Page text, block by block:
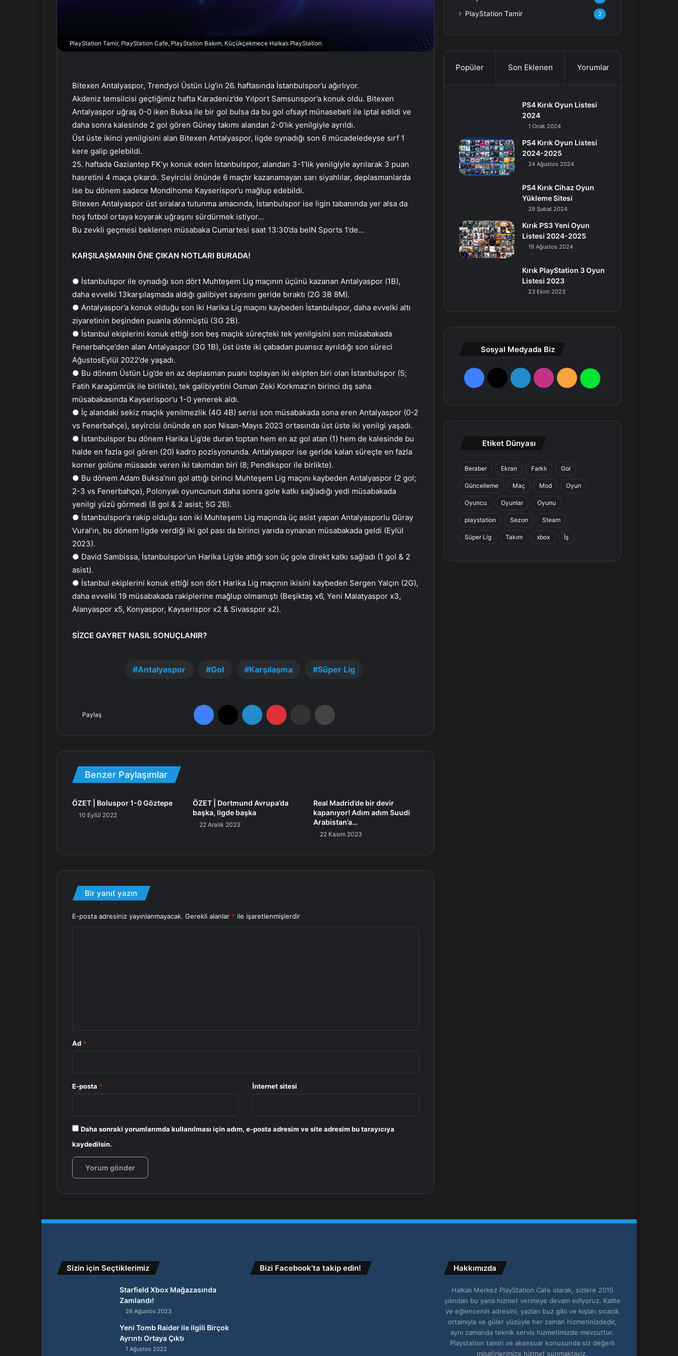
k
PlayStation Tamir, PlayStation Cafe, PlayStation Bakım, Küçükçekmece Halkalı PlayStation
Bitexen Antalyaspor, Trendyol Üstün Lig’in 26. haftasında İstanbulspor’u ağırlıyor.
Akdeniz temsilcisi geçtiğimiz hafta Karadeniz’de Yılport Samsunspor’a konuk oldu. Bitexen
Antalyaspor uğraş 0-0 iken Buksa ile bir gol bulsa da bu gol ofsayt münasebeti ile iptal edildi ve
daha sonra kalesinde 2 gol gören Güney takımı alandan 2-0’lık yenilgiyle ayrıldı.
Üst üste ikinci yenilgisini alan Bitexen Antalyaspor, ligde oynadığı son 6 mücadeledeyse sırf 1
kere galip gelebildi.
25. haftada Gaziantep FK’yı konuk eden İstanbulspor, alandan 3-1’lik yenilgiyle ayrılarak 3 puan
hasretini 4 maça çıkardı. Seyircisi önünde 6 maçtır kazanamayan sarı siyahlılar, deplasmanlarda
ise bu dönem sadece Mondihome Kayserispor’u mağlup edebildi.
Bitexen Antalyaspor üst sıralara tutunma amacında, İstanbulspor ise ligin tabanında yer alsa da
hoş futbol ortaya koyarak uğraşını sürdürmek istiyor…
Bu zevkli geçmesi beklenen müsabaka Cumartesi saat 13:30’da beIN Sports 1’de…
KARŞILAŞMANIN ÖNE ÇIKAN NOTLARI BURADA!
● İstanbulspor ile oynadığı son dört Muhteşem Lig maçının üçünü kazanan Antalyaspor (1B),
daha evvelki 13karşılaşmada aldığı galibiyet sayısını geride bıraktı (2G 3B 8M).
● Antalyaspor’a konuk olduğu son iki Harika Lig maçını kaybeden İstanbulspor, daha evvelki altı
ziyaretinin beşinden puanla dönmüştü (3G 2B).
● İstanbul ekiplerini konuk ettiği son beş maçlık süreçteki tek yenilgisini son müsabakada
Fenerbahçe’den alan Antalyaspor (3G 1B), üst üste iki çabadan puansız ayrıldığı son süreci
AğustosEylül 2022’de yaşadı.
● Bu dönem Üstün Lig’de en az deplasman puanı toplayan iki ekipten biri olan İstanbulspor (5;
Fatih Karagümrük ile birlikte), tek galibiyetini Osman Zeki Korkmaz’ın birinci dış saha
müsabakasında Kayserispor’u 1-0 yenerek aldı.
● İç alandaki sekiz maçlık yenilmezlik (4G 4B) serisi son müsabakada sona eren Antalyaspor (0-2
vs Fenerbahçe), seyircisi önünde en son Nisan-Mayıs 2023 ortasında üst üste iki yenilgi yaşadı.
● İstanbulspor bu dönem Harika Lig’de duran toptan hem en az gol atan (1) hem de kalesinde bu
halde en fazla gol gören (20) kadro pozisyonunda. Antalyaspor ise geride kalan süreçte en fazla
korner golüne müsaade veren iki takımdan biri (8; Pendikspor ile birlikte).
● Bu dönem Adam Buksa’nın gol attığı birinci Muhteşem Lig maçını kaybeden Antalyaspor (2 gol;
2-3 vs Fenerbahçe), Polonyalı oyuncunun daha sonra gole katkı sağladığı yedi müsabakada
yenilgi yüzü görmedi (8 gol & 2 asist; 5G 2B).
● İstanbulspor’a rakip olduğu son iki Muhteşem Lig maçında üç asist yapan Antalyasporlu Güray
Vural’ın, bu dönem ligde verdiği iki gol pası da birinci yarıda oynanan müsabakada geldi (Eylül
2023).
● David Sambissa, İstanbulspor’un Harika Lig’de attığı son üç gole direkt katkı sağladı (1 gol & 2
asist).
● İstanbul ekiplerini konuk ettiği son dört Harika Lig maçının ikisini kaybeden Sergen Yalçın (2G),
daha evvelki 19 müsabakada rakiplerine mağlup olmamıştı (Beşiktaş x6, Yeni Malatyaspor x3,
Alanyaspor x5, Konyaspor, Kayserispor x2 & Sivasspor x2).
SİZCE GAYRET NASIL SONUÇLANIR?
Antalyaspor Gol Karşılaşma Süper Lig
Paylaş
Benzer Paylaşımlar
ÖZET | Boluspor 1-0 Göztepe
10 Eylül 2022
ÖZET | Dortmund Avrupa’da
başka, ligde başka
22 Aralık 2023
Real Madrid’de bir devir
kapanıyor! Adım adım Suudi
Arabistan’a…
22 Kasım 2023
Bir yanıt yazın
E-posta adresiniz yayınlanmayacak. Gerekli alanlar * ile işaretlenmişlerdir
Ad *
E-posta * İnternet sitesi
Daha sonraki yorumlarımda kullanılması için adım, e-posta adresim ve site adresim bu tarayıcıya
kaydedilsin.
PlayStation Tamir 2
Popüler Son Eklenen Yorumlar
PS4 Kırık Oyun Listesi
2024
1 Ocak 2024
PS4 Kırık Oyun Listesi
2024-2025
24 Ağustos 2024
PS4 Kırık Cihaz Oyun
Yükleme Sitesi
29 Şubat 2024
Kırık PS3 Yeni Oyun
Listesi 2024-2025
19 Ağustos 2024
Kırık PlayStation 3 Oyun
Listesi 2023
23 Ekim 2023
Sosyal Medyada Biz
F
e
k
X
L
n
a
m
R
W
a
Etiket Dünyası
Beraber Ekran Farklı Gol
Güncelleme Maç Mod Oyun
Oyuncu Oyunlar Oyunu
playstation Sezon Steam
Süper Lig Takım xbox İş
Sizin için Seçtiklerimiz
Starfield Xbox Mağazasında
Zamlandı!
26 Ağustos 2023
Yeni Tomb Raider ile ilgili Birçok
Ayrıntı Ortaya Çıktı
1 Ağustos 2022
Bizi Facebook’ta takip edin! Hakkımızda
Halkalı Merkez PlayStation Cafe olarak, sizlere 2015
yılından bu yana hizmet vermeye devam ediyoruz. Kalite
ve eğlencenin adresini, yazları buz gibi ve kışları sıcacık
ortamıyla ve güler yüzüyle her zaman hizmetinizdedir,
aynı zamanda teknik servis hizmetimizde mevcuttur.
Playstation tamiri ve aksesuar konusunda siz değerli
misafirlerimize hizmet sunmaktayız.